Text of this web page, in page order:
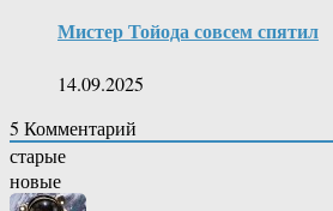
Мистер Тойода совсем спятил
14.09.2025
5 Комментарий
старые
новые